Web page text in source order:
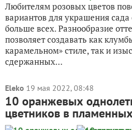
Любителям розовых цветов
вариантов для украшения
больше всех. Разнообразие
позволяет создавать как
карамельном» стиле, так и
сдержанных...
Eleko 19 мая 2022, 08:48
10 оранжевых
цветников в